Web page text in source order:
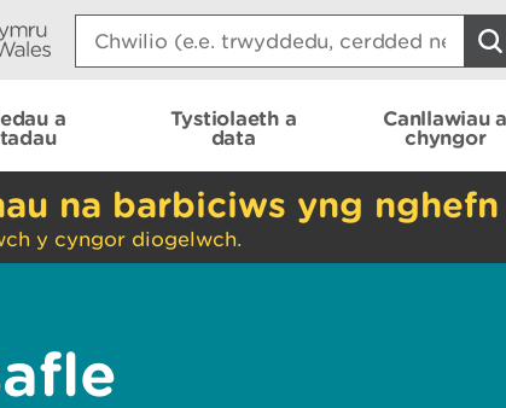
Search:
a
Tystiolaeth a
data
Canllawiau a
chyngor
na barbiciws yng
y cyngor diogelwch.